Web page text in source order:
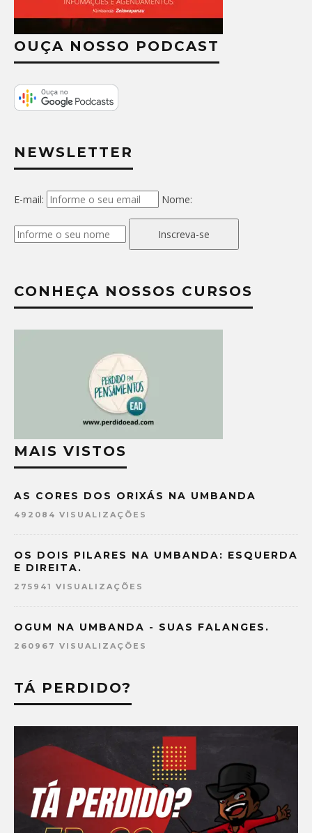
OUÇA NOSSO PODCAST
NEWSLETTER
E-mail: Nome:
Inscreva-se
CONHEÇA NOSSOS CURSOS
MAIS VISTOS
AS CORES DOS ORIXÁS NA UMBANDA
492084 VISUALIZAÇÕES
OS DOIS PILARES NA UMBANDA: ESQUERDA
E DIREITA.
275941 VISUALIZAÇÕES
OGUM NA UMBANDA - SUAS FALANGES.
260967 VISUALIZAÇÕES
TÁ PERDIDO?